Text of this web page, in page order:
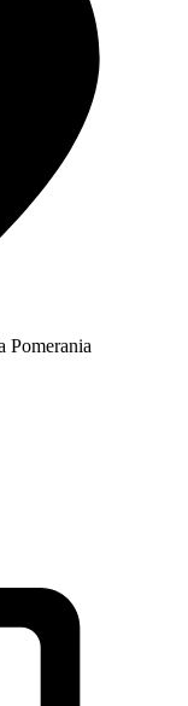
Pomerania